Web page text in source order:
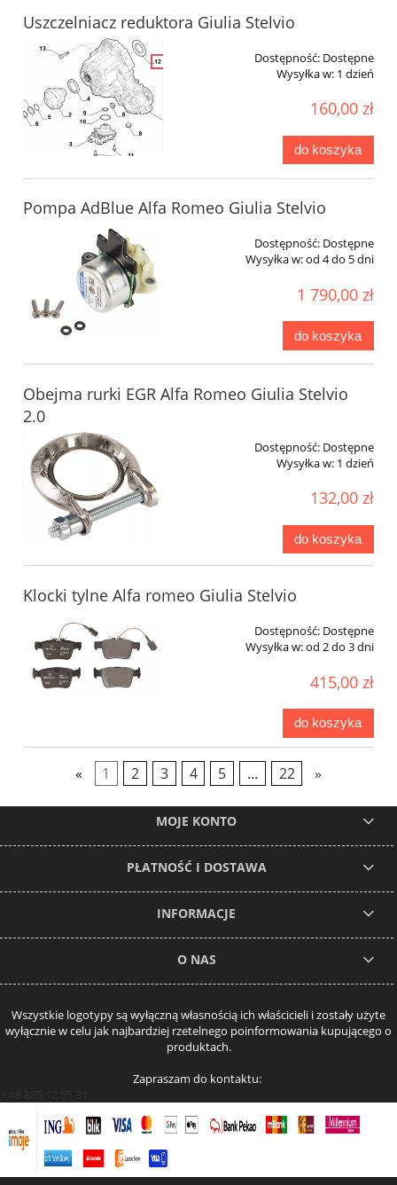
Uszczelniacz reduktora Giulia Stelvio
Dostępność: Dostępne
Wysyłka w: 1 dzień
160,00 zł
do koszyka
Pompa AdBlue Alfa Romeo Giulia Stelvio
Dostępność: Dostępne
Wysyłka w:od 4 do 5 dni
1 790,00 zł
do koszyka
Obejma rurki EGR Alfa Romeo Giulia Stelvio
2.0
Dostępność: Dostępne
Wysyłka w: 1 dzień
132,00 zł
do koszyka
Klocki tylne Alfa romeo Giulia Stelvio
Dostępność: Dostępne
Wysyłka w:od 2 do 3 dni
415,00 zł
do koszyka
« 1 2 3 4 5 ... 22 »
MOJE KONTO
PŁATNOŚĆ I DOSTAWA
INFORMACJE
O NAS
Wszystkie logotypy są wyłączną własnością ich właścicieli i zostały użyte
wyłącznie w celu jak najbardziej rzetelnego poinformowania kupującego o
produktach.
Zapraszam do kontaktu: